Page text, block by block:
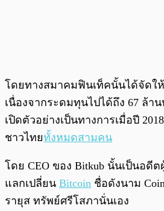
โดยทางสมาคมฟินเท็คนั้นได้จัดใ
เนื่องจากระดมทุนไปได้ถึง 67 ล้า
เปิดตัวอย่างเป็นทางการเมื่อปี
ชาวไทยทั้งหมดสามคน
โดย CEO ของ Bitkub นั้นเป็นอดีต
แลกเปลี่ยน Bitcoin ชื่อดังนาม
รายุส ทรัพย์ศรีโสภานั่นเอง